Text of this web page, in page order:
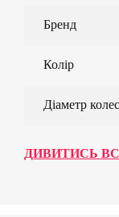
Бренд
Колір
Діаметр
ДИВИТИСЬ